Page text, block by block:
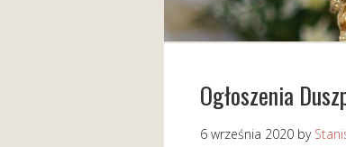
Ogłoszenia
6 września 2020 by